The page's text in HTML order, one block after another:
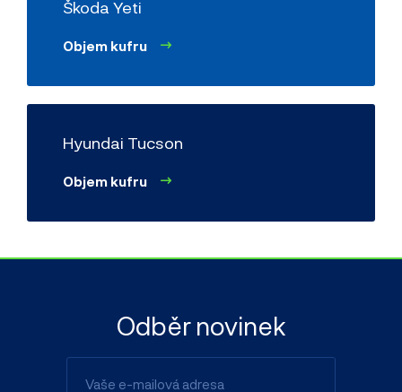
Škoda Yeti
Objem kufru
Hyundai Tucson
Objem kufru
Odběr novinek